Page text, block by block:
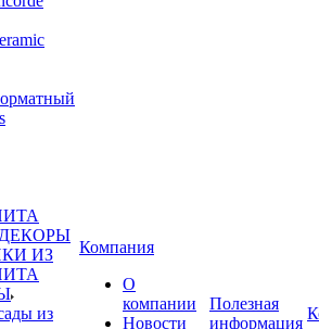
ИЗ
из
Компания
О
компании
Новости
Полезная
информация